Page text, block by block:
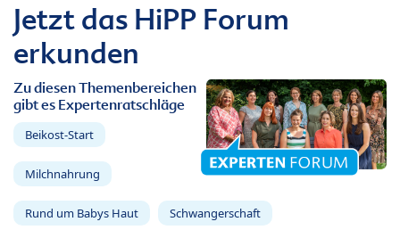
Jetzt das HiPP Forum
erkunden
Zu diesen Themenbereichen
gibt es Expertenratschläge
Beikost-Start
Milchnahrung
Rund um Babys Haut Schwangerschaft